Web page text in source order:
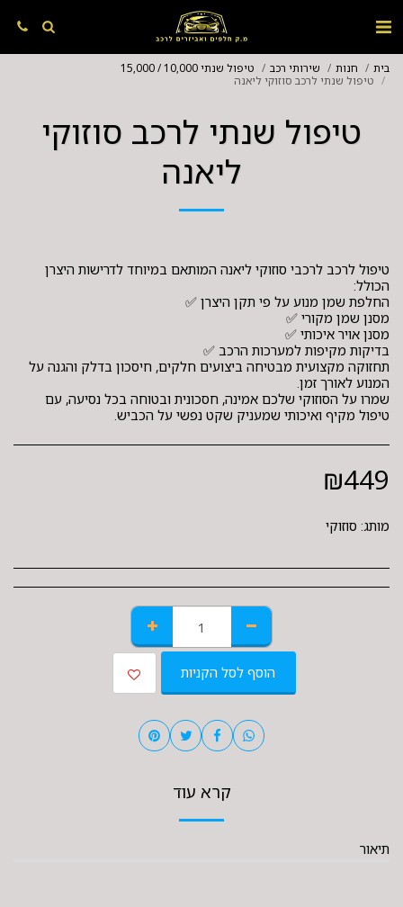
בית חנות שירותי רכב
טיפול שנתי 10,000 / 15,000
טיפול שנתי לרכב סוזוקי ליאנה
טיפול שנתי לרכב סוזוקי
ליאנה
טיפול לרכב לרכבי סוזוקי ליאנה המותאם במיוחד לדרישות היצרן
תחזוקה מקצועית מבטיחה ביצועים חלקים, חיסכון בדלק והגנה על
שמרו על הסוזוקי שלכם אמינה, חסכונית ובטוחה בכל נסיעה, עם
טיפול מקיף ואיכותי שמעניק שקט נפשי על הכביש.
₪449
מותג: סוזוקי
הוסף לסל הקניות
קרא עוד
תיאור